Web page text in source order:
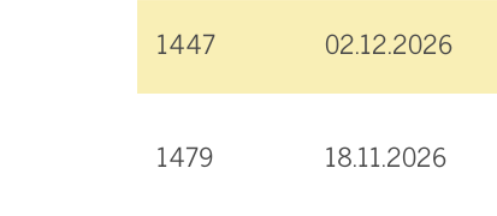
1447 02.12.2026
1479 18.11.2026